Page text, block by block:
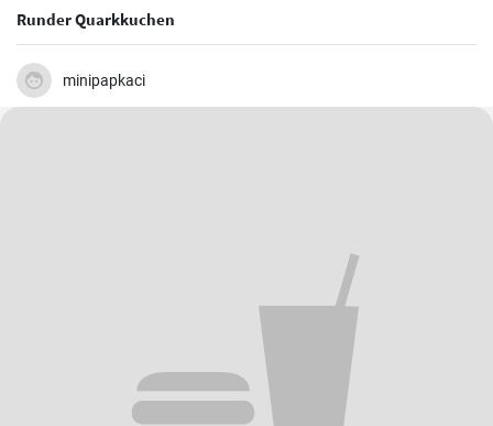
Runder Quarkkuchen
minipapkaci